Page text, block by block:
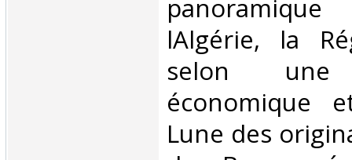
lAlgérie, la
selon une
économique
Lune des